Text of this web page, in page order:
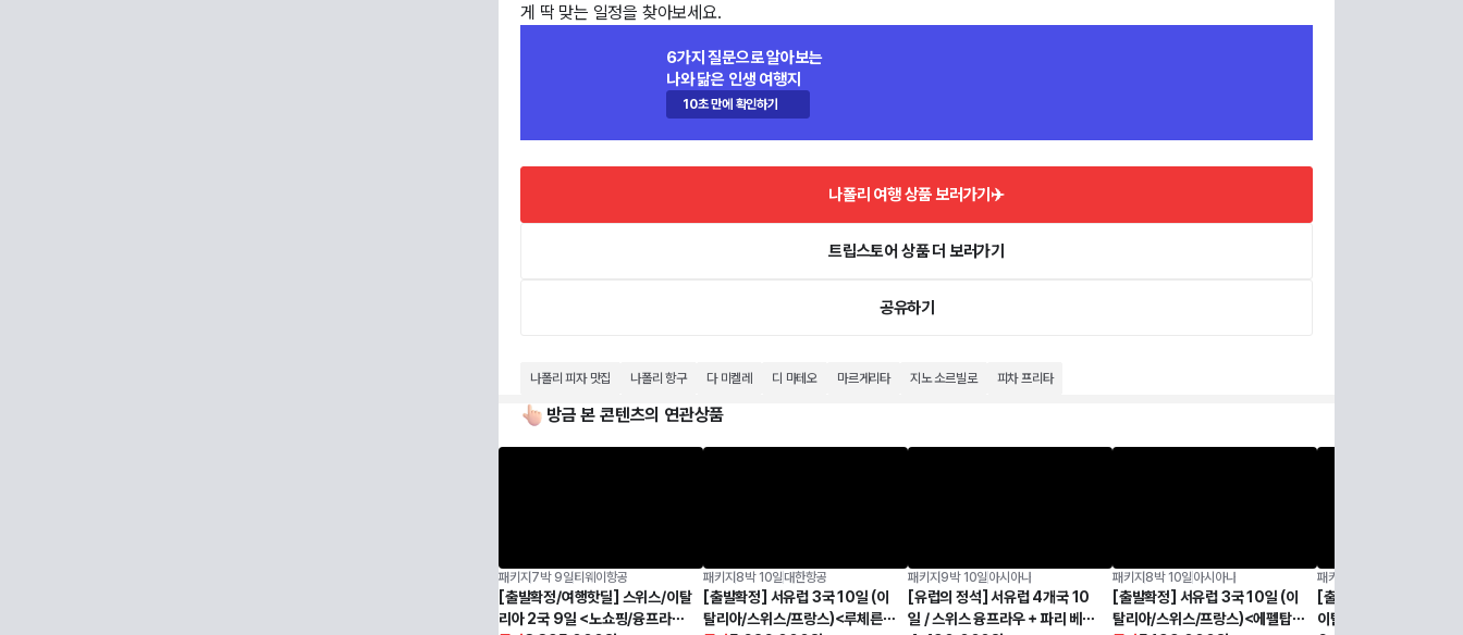
게 딱 맞는 일정을 찾아보세요.
6가지 질문으로 알아보는
나와 닮은 인생 여행지
10초 만에 확인하기
나폴리 여행 상품 보러가기✈️
트립스토어 상품 더 보러가기
공유하기
나폴리 피자 맛집 나폴리 항구 다 미켈레 디 마테오 마르게리타 지노 소르빌로 피차 프리타
방금 본 콘텐츠의 연관상품
패키지7박 9일티웨이항공
[출발확정/여행핫딜] 스위스/이탈
리아 2국 9일 <노쇼핑/융프라우/
패키지8박 10일대한항공
[출발확정] 서유럽 3국 10일 (이
탈리아/스위스/프랑스)<루체른
패키지9박 10일 아시아나
[유럽의 정석] 서유럽 4개국 10
일 / 스위스 융프라우 + 파리 베르
패키지8박 10일 아시아나
[출발확정] 서유럽 3국 10일 (이
탈리아/스위스/프랑스)<에펠탑2
패키지
[출발확정] [예약추가문
이탈리아/스위스 +스트